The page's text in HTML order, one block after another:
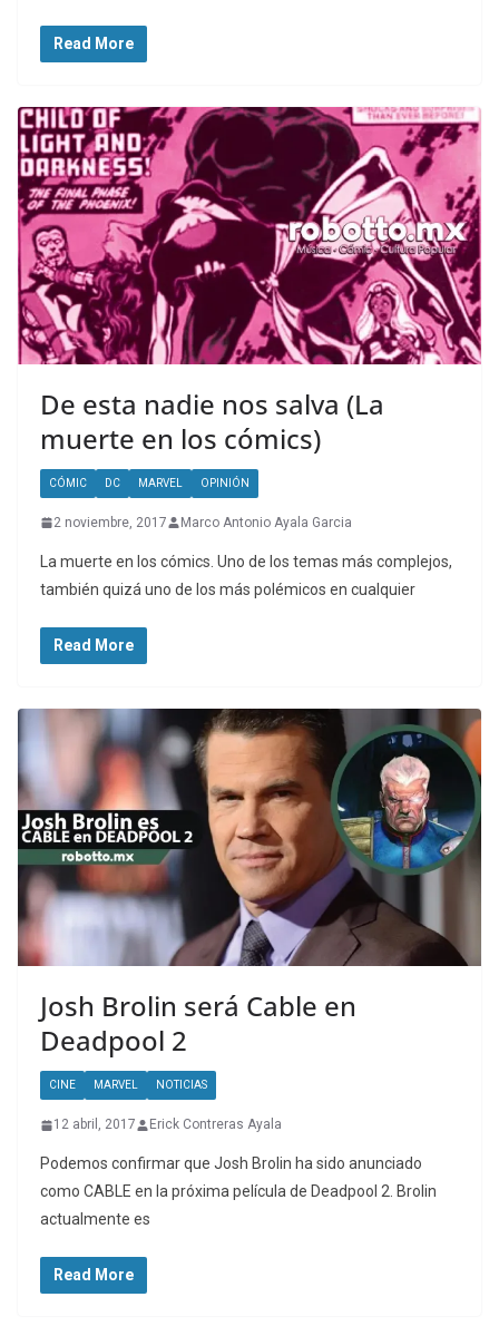
Read More
De esta nadie nos salva (La
muerte en los cómics)
CÓMIC DC MARVEL OPINIÓN
2 noviembre, 2017 Marco Antonio Ayala Garcia
La muerte en los cómics. Uno de los temas más complejos,
también quizá uno de los más polémicos en cualquier
Read More
Josh Brolin será Cable en
Deadpool 2
CINE MARVEL NOTICIAS
12 abril, 2017 Erick Contreras Ayala
Podemos confirmar que Josh Brolin ha sido anunciado
como CABLE en la próxima película de Deadpool 2. Brolin
actualmente es
Read More